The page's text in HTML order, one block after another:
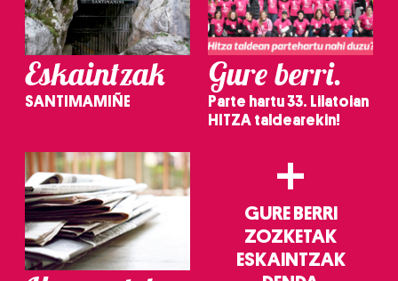
Eskaintzak
SANTIMAMIÑE
Gure berri.
Parte hartu 33. Lilatoian
HITZA taldearekin!
+
GURE BERRI
ZOZKETAK
ESKAINTZAK